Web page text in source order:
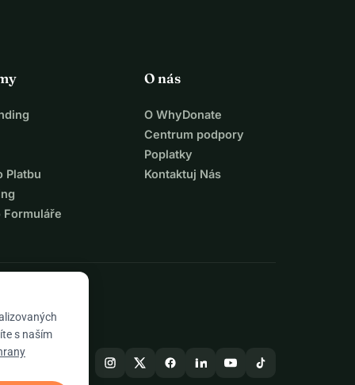
Platbu
Formuláře
O nás
O WhyDonate
Centrum podpory
Poplatky
Kontaktuj Nás
s naším